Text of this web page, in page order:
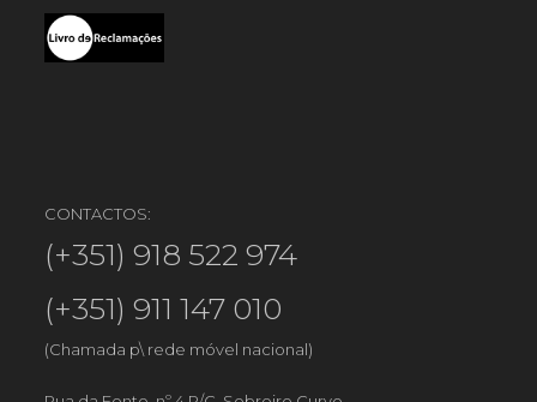
CONTACTOS:
(+351) 918 522 974
(+351) 911 147 010
(Chamada p\ rede móvel nacional)